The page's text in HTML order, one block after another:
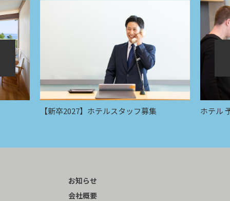
【新卒2027】ホテルスタッフ募集 ホテル
お知らせ
会社概要